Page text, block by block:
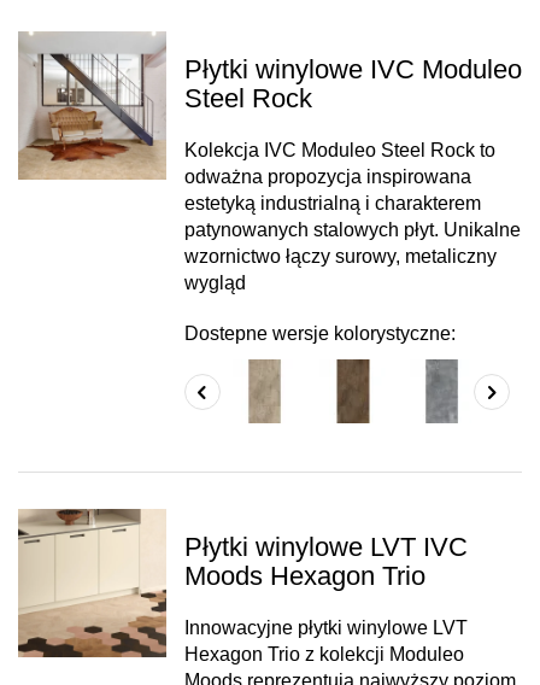
Płytki winylowe IVC Moduleo
Steel Rock
Kolekcja IVC Moduleo Steel Rock to
odważna propozycja inspirowana
estetyką industrialną i charakterem
patynowanych stalowych płyt. Unikalne
wzornictwo łączy surowy, metaliczny
wygląd
Dostepne wersje kolorystyczne:
Płytki winylowe LVT IVC
Moods Hexagon Trio
Innowacyjne płytki winylowe LVT
Hexagon Trio z kolekcji Moduleo